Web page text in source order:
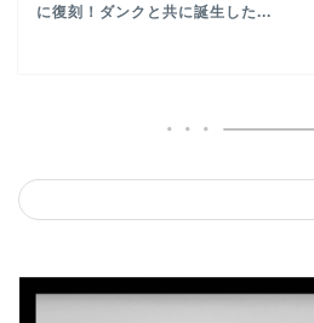
に復刻！ダンクと共に誕生した...